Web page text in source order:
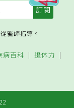
醫師指導。
病百科
退休力